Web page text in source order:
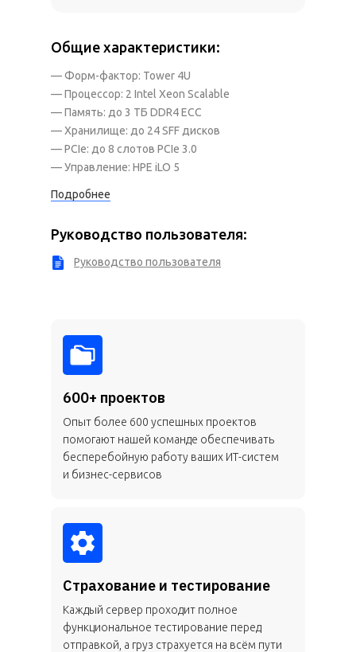
— Форм-фактор: Tower 4U
— Процессор: 2 Intel Xeon Scalable
— Память: до 3 ТБ DDR4 ECC
— Хранилище: до 24 SFF дисков
— PCIe: до 8 слотов PCIe 3.0
— Управление: HPE iLO 5
Руководство пользователя
Подробнее
Общие характеристики:
Руководство пользователя:
600+ проектов
Опыт более 600 успешных проектов
помогают нашей команде обеспечивать
бесперебойную работу ваших ИТ-систем
и бизнес-сервисов
Страхование и тестирование
Каждый сервер проходит полное
функциональное тестирование перед
отправкой, а груз страхуется на всём пути